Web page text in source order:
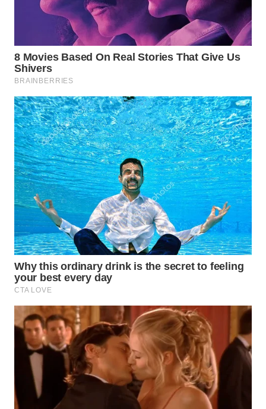
TANI
WAHANA
INFRASTRUKTUR
WAHANA
KONSUMEN
WAHANA
LISTRIK
WAHANA
TRAVEL
WAHANA
TV
ID
WAHANANEWS
CO ID
WAHANANEWS
NET